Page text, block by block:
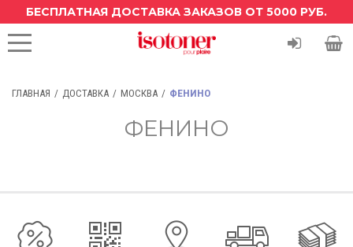
БЕСПЛАТНАЯ ДОСТАВКА ЗАКАЗОВ ОТ 5000 РУБ.
ГЛАВНАЯ ДОСТАВКА МОСКВА ФЕНИНО
ФЕНИНО